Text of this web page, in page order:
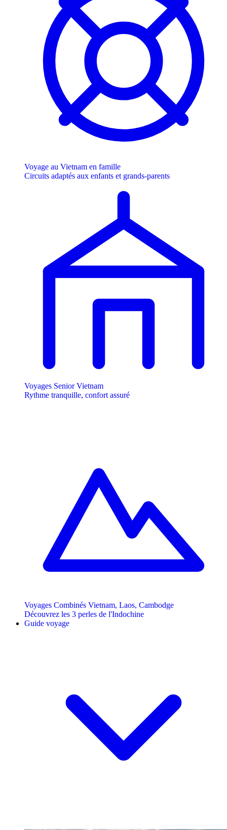
Voyage au Vietnam en famille
Circuits adaptés aux enfants et grands-parents
Voyages Senior Vietnam
Rythme tranquille, confort assuré
Voyages Combinés Vietnam, Laos, Cambodge
Découvrez les 3 perles de l'Indochine
Guide voyage